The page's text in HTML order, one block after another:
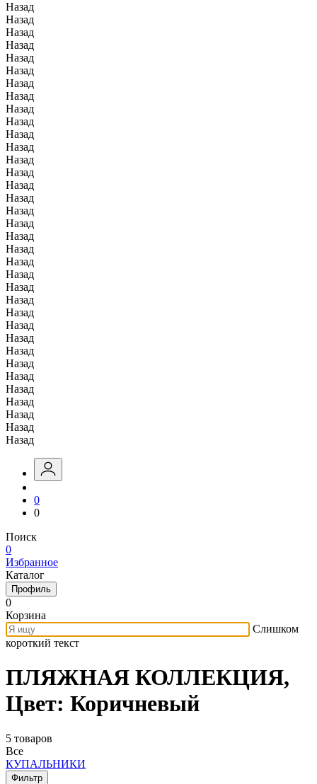
Назад
Назад
Назад
Назад
Назад
Назад
Назад
Назад
Назад
Назад
Назад
Назад
Назад
Назад
Назад
Назад
Назад
Назад
Назад
Назад
Назад
Назад
Назад
Назад
Назад
Назад
Назад
Назад
Назад
Назад
Назад
Назад
Назад
Назад
Назад
0
0
Поиск
0
Избранное
Каталог
Профиль
0
Корзина
Слишком
короткий текст
ПЛЯЖНАЯ КОЛЛЕКЦИЯ,
Цвет: Коричневый
5 товаров
Все
КУПАЛЬНИКИ
Фильтр